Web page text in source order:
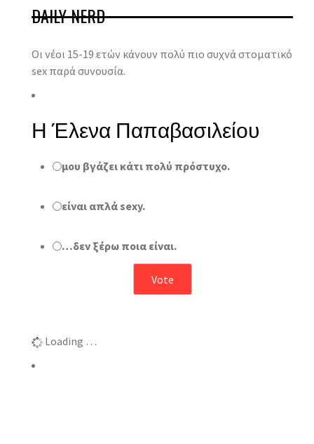
DAILY NERD
Οι νέοι 15-19 ετών κάνουν πολύ πιο συχνά στοματικό
sex παρά συνουσία.
Η Έλενα Παπαβασιλείου
μου βγάζει κάτι πολύ πρόστυχο.
είναι απλά sexy.
…δεν ξέρω ποια είναι.
Loading …